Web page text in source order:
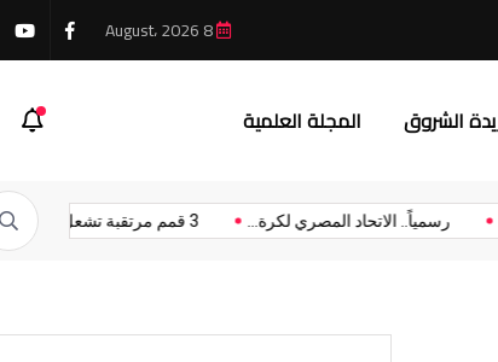
الشروق المجلة العلمية
3 قمم مرتقبة تشعل... رسمياً.. الاتحاد المصري لكرة...